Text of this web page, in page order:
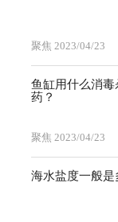
聚焦 2023/04/23
鱼缸用什么消
药？
聚焦 2023/04/23
海水盐度一般是